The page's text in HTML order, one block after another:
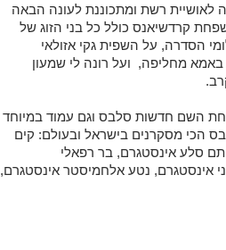
רשת ומתכוננת לעונה הבאה
קרדשיאנס כולל כל בני הזוג של
הסדרה, על השפית גקי אזולאי
מחליפה, ועל רונה לי שמעון
השם חדשות סלבס וגם עמוד במיוחד
הכי מסקרנים בישראל ובעולם: קים
סלע אינסטגרם, בר רפאלי
אינסטגרם, נטע אלחמיסטר אינסטגרם,